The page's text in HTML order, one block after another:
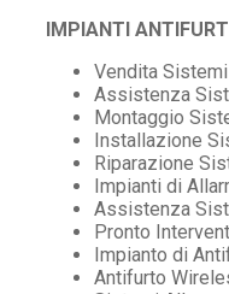
IMPIANTI
Vendita
Assistenza
Montaggio
Installazione
Riparazione
Impianti di
Assistenza
Pronto
Impianto di
Antifurto